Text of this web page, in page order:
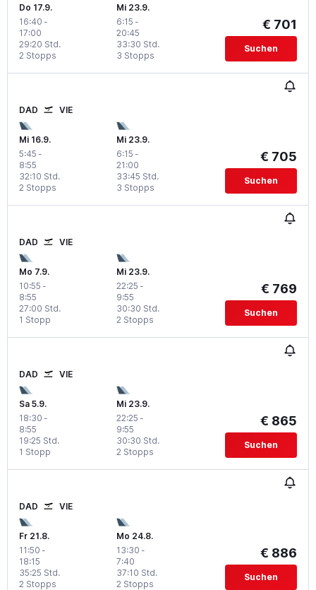
Do 17.9.
16:40 -
17:00
2 Stopps
29:20 Std.
Mi 23.9.
6:15 -
20:45
3 Stopps
33:30 Std.
€ 701
Suchen
DAD VIE
Mi 16.9.
5:45 -
8:55
2 Stopps
32:10 Std.
Mi 23.9.
6:15 -
21:00
3 Stopps
33:45 Std.
€ 705
Suchen
DAD VIE
Mo 7.9.
10:55 -
8:55
1 Stopp
27:00 Std.
Mi 23.9.
22:25 -
9:55
2 Stopps
30:30 Std.
€ 769
Suchen
DAD VIE
Sa 5.9.
18:30 -
8:55
1 Stopp
19:25 Std.
Mi 23.9.
22:25 -
9:55
2 Stopps
30:30 Std.
€ 865
Suchen
DAD VIE
Fr 21.8.
11:50 -
18:15
2 Stopps
35:25 Std.
Mo 24.8.
13:30 -
7:40
2 Stopps
37:10 Std.
€ 886
Suchen